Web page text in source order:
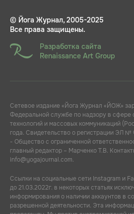
© Йога Журнал, 2005-2025
Все права защищены.
Разработка сайта
Renaissance Art Group
Сетевое издание «Йога Журнал «ЙОЖ»
Федеральной службе по надзору в сфере
технологий и массовых коммуникаций
года. Свидетельство о регистрации ЭЛ №
- Общество с ограниченной
главный редактор – Марченко Т.В.
info@yogajournal.com.
Ссылки на социальные сети Instagram и
до 21.03.2022г. в некоторых статьях
информирования о наличии аккаунтов в
разрешенной деятельности. Эта